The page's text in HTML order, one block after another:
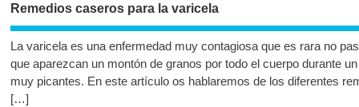
Remedios caseros para la varicela
La varicela es una enfermedad muy contagiosa que es rara no
que aparezcan un montón de granos por todo el cuerpo durante
muy picantes. En este artículo os hablaremos de los diferentes
[…]